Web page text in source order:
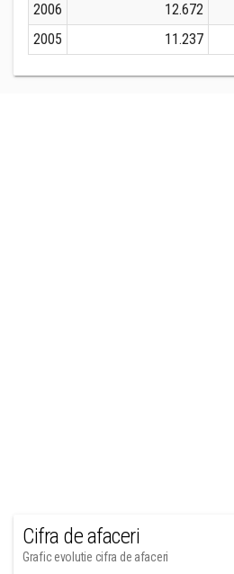
2006
12.672
2005
11.237
Cifra de afaceri
Grafic evolutie cifra de afaceri